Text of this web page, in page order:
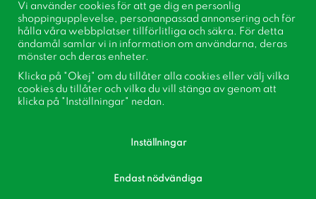
Nyhetsbrev
Om cookies
Inspiration
Vi använder cookies för att ge dig en personlig
shoppingupplevelse, personanpassad annonsering och för
hålla våra webbplatser tillförlitliga och säkra. För detta
ändamål samlar vi in information om användarna, deras
mönster och deras enheter.
Klicka på "Okej" om du tillåter alla cookies eller välj vilka
cookies du tillåter och vilka du vill stänga av genom att
klicka på "Inställningar" nedan.
Inställningar
Endast nödvändiga